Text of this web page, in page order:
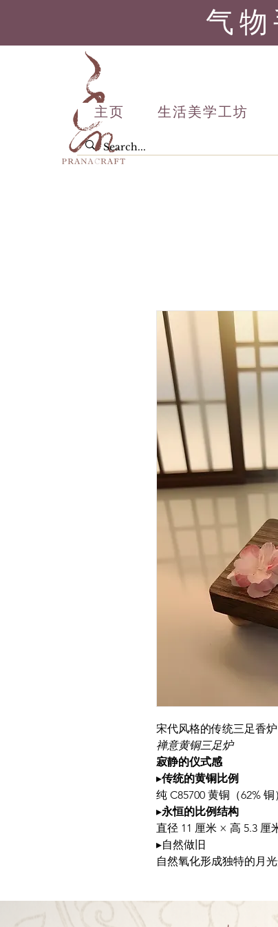
气
主页 生活美学工坊
宋代风格的传统三足香炉
禅意黄铜三足炉
寂静的仪式感
▸传统的黄铜比例
纯 C85700 黄铜（62%
▸永恒的比例结构
直径 11 厘米 × 高 5.3 厘
▸自然做旧
自然氧化形成独特的月